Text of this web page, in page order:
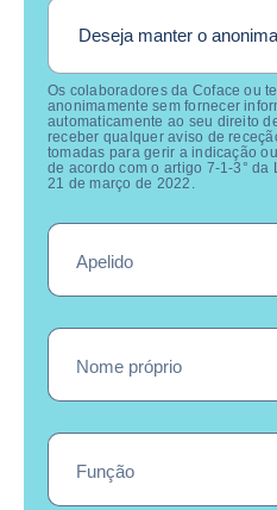
Deseja manter o
Os colaboradores da Coface ou
anonimamente sem fornecer
automaticamente ao seu direito
receber qualquer aviso de
tomadas para gerir a indicação
de acordo com o artigo 7-1-3° da
21 de março de 2022.
Apelido
Nome próprio
Função